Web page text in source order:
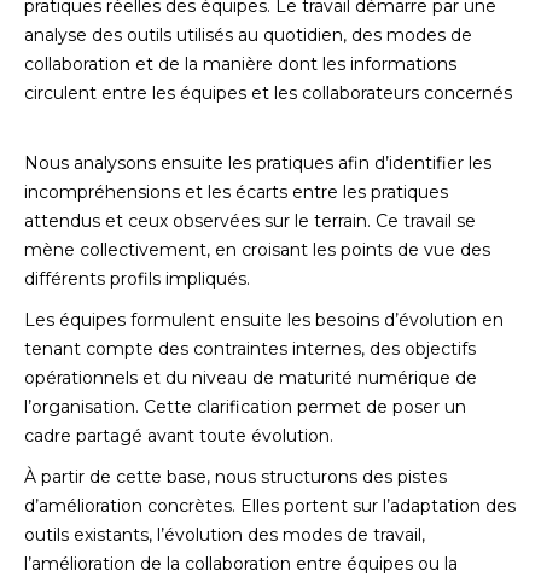
pratiques réelles des équipes. Le travail démarre par une
analyse des outils utilisés au quotidien, des modes de
collaboration et de la manière dont les informations
circulent entre les équipes et les collaborateurs concernés
Nous analysons ensuite les pratiques afin d’identifier les
incompréhensions et les écarts entre les pratiques
attendus et ceux observées sur le terrain. Ce travail se
mène collectivement, en croisant les points de vue des
différents profils impliqués.
Les équipes formulent ensuite les besoins d’évolution en
tenant compte des contraintes internes, des objectifs
opérationnels et du niveau de maturité numérique de
l’organisation. Cette clarification permet de poser un
cadre partagé avant toute évolution.
À partir de cette base, nous structurons des pistes
d’amélioration concrètes. Elles portent sur l’adaptation des
outils existants, l’évolution des modes de travail,
l’amélioration de la collaboration entre équipes ou la